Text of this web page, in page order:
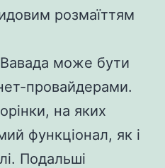
розмаїттям
може бути
провайдерами.
на яких
функціонал, як і
Подальші